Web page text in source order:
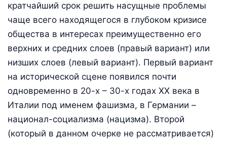
кратчайший срок решить насущные проблемы
чаще всего находящегося в глубоком кризисе
общества в интересах преимущественно его
верхних и средних слоев (правый вариант) или
низших слоев (левый вариант). Первый вариант
на исторической сцене появился почти
одновременно в 20-х – 30-х годах XX века в
Италии под именем фашизма, в Германии –
национал-социализма (нацизма). Второй
(который в данном очерке не рассматривается)